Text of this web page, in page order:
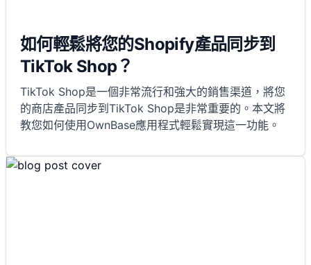
如何輕鬆將您的Shopify產品同步到
TikTok Shop？
TikTok Shop是一個非常流行和強大的銷售渠道，將您
的商店產品同步到TikTok Shop是非常重要的。本文將
教您如何使用OwnBase應用程式輕鬆實現這一功能。